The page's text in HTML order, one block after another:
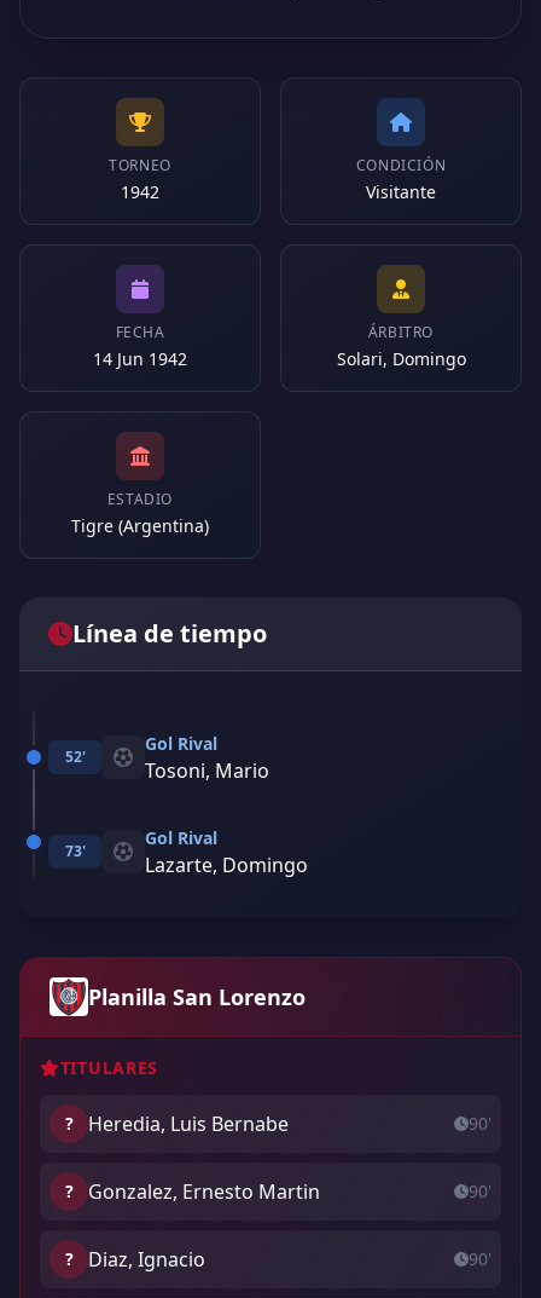
TORNEO
1942
CONDICIÓN
Visitante
FECHA
14 Jun 1942
ÁRBITRO
Solari, Domingo
ESTADIO
Tigre (Argentina)
Línea de tiempo
52'
Gol Rival
Tosoni, Mario
73'
Gol Rival
Lazarte, Domingo
Planilla San Lorenzo
TITULARES
? Heredia, Luis Bernabe 90'
? Gonzalez, Ernesto Martin 90'
? Diaz, Ignacio 90'